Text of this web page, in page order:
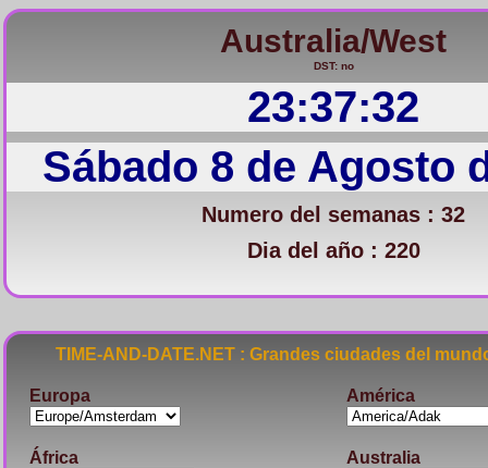
Australia/West
DST: no
23:37:33
Sábado 8 de Agosto
Numero del semanas : 32
Dia del año : 220
TIME-AND-DATE.NET : Grandes ciudades del
Europa América
África Australia